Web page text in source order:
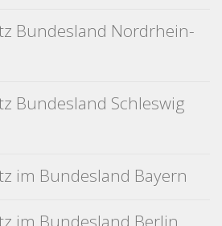
Bundesland Nordrhein-
Bundesland Schleswig
im Bundesland Bayern
im Bundesland Berlin